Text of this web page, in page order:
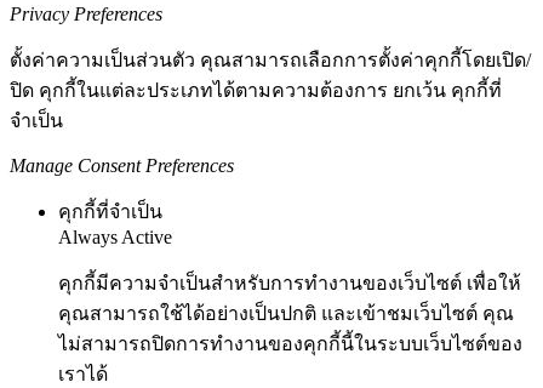
Privacy Preferences
ตั้งค่าความเป็นส่วนตัว คุณสามารถเลือกการตั้งค่าคุกกี้โดยเปิด/
ปิด คุกกี้ในแต่ละประเภทได้ตามความต้องการ ยกเว้น คุกกี้ที่
จำเป็น
Manage Consent Preferences
คุกกี้ที่จำเป็น
Always Active
คุกกี้มีความจำเป็นสำหรับการทำงานของเว็บไซต์ เพื่อให้
คุณสามารถใช้ได้อย่างเป็นปกติ และเข้าชมเว็บไซต์ คุณ
ไม่สามารถปิดการทำงานของคุกกี้นี้ในระบบเว็บไซต์ของ
เราได้